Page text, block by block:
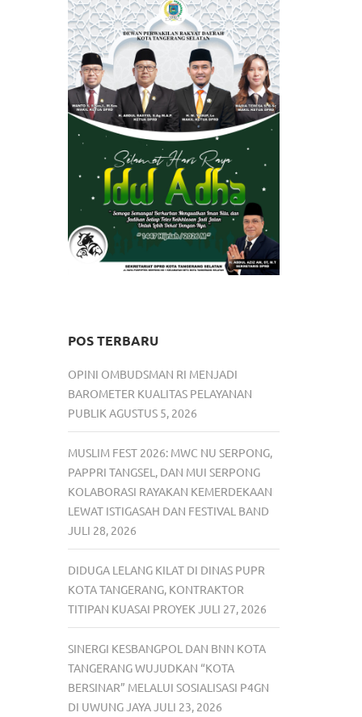
POS TERBARU
OPINI OMBUDSMAN RI MENJADI
BAROMETER KUALITAS PELAYANAN
PUBLIK AGUSTUS 5, 2026
MUSLIM FEST 2026: MWC NU SERPONG,
PAPPRI TANGSEL, DAN MUI SERPONG
KOLABORASI RAYAKAN KEMERDEKAAN
LEWAT ISTIGASAH DAN FESTIVAL BAND
JULI 28, 2026
DIDUGA LELANG KILAT DI DINAS PUPR
KOTA TANGERANG, KONTRAKTOR
TITIPAN KUASAI PROYEK JULI 27, 2026
SINERGI KESBANGPOL DAN BNN KOTA
TANGERANG WUJUDKAN “KOTA
BERSINAR” MELALUI SOSIALISASI P4GN
DI UWUNG JAYAJULI 23, 2026